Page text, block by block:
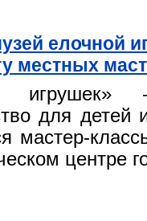
елочной
местных
игрушек»
для детей
мастер-
центре